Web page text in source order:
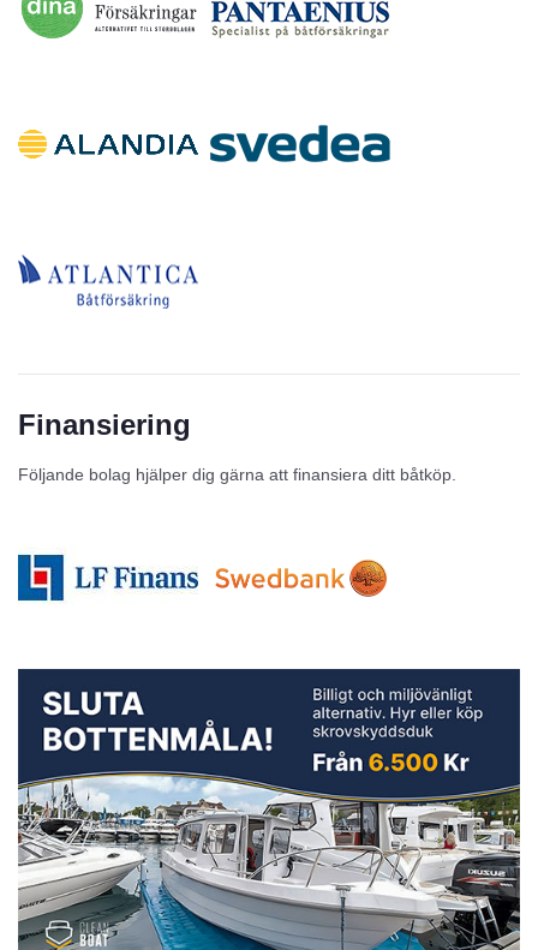
Finansiering
Följande bolag hjälper dig gärna att finansiera ditt båtköp.